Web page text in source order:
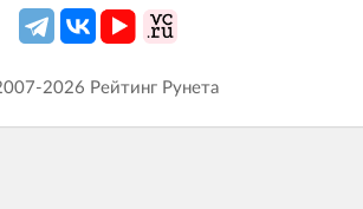
2026 Рейтинг Рунета